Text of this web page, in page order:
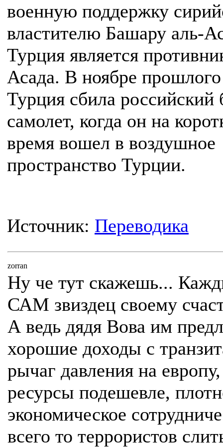
военную поддержку
властителю Башару аль-
Турция является
Асада. В ноябре прошлого
Турция сбила российский
самолет, когда он на
время вошел в воздушное
пространство Турции.
Источник: Переводика
zorran
Ну че тут скажешь...
САМ звиздец своему
А ведь дядя Вова им
хорошие доходы с
рычаг давления на европу,
ресурсы подешевле,
экономическое
всего то террористов